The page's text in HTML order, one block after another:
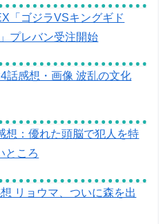
「ゴジラVSキングギド
プレバン受注開始
話感想・画像 波乱の文化
想：優れた頭脳で犯人を特
ところ
リョウマ、ついに森を出